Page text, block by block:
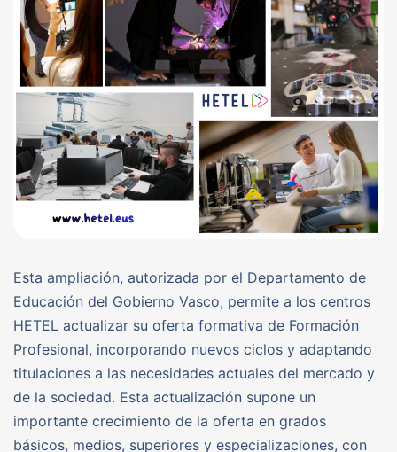
Esta ampliación, autorizada por el Departamento de
Educación del Gobierno Vasco, permite a los centros
HETEL actualizar su oferta formativa de Formación
Profesional, incorporando nuevos ciclos y adaptando
titulaciones a las necesidades actuales del mercado y
de la sociedad. Esta actualización supone un
importante crecimiento de la oferta en grados
básicos, medios, superiores y especializaciones, con